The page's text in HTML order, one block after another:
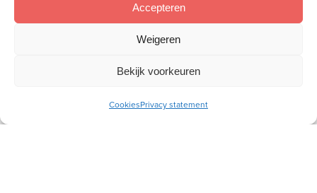
Accepteren
Weigeren
Bekijk voorkeuren
CookiesPrivacy statement
Ontvang gratis ons online